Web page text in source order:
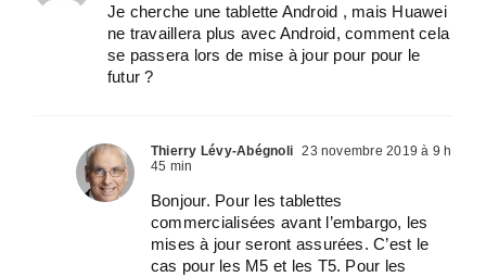
Je cherche une tablette Android , mais Huawei
ne travaillera plus avec Android, comment cela
se passera lors de mise à jour pour pour le
futur ?
Thierry Lévy-Abégnoli 23 novembre 2019 à 9 h
45 min
Bonjour. Pour les tablettes
commercialisées avant l’embargo, les
mises à jour seront assurées. C’est le
cas pour les M5 et les T5. Pour les